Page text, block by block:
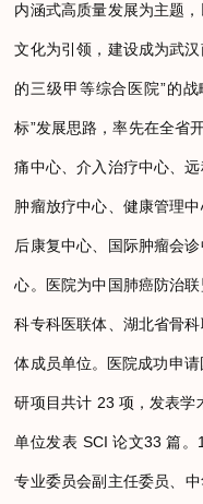
内涵式高质量发展为主题
文化为引领，建设成为武
的三级甲等综合医院”的
标”发展思路，率先在全省
痛中心、介入治疗中心、
肿瘤放疗中心、健康管理
后康复中心、国际肿瘤会
心。医院为中国肺癌防治
科专科医联体、湖北省骨
体成员单位。医院成功申
研项目共计 23 项，发表学
单位发表 SCI 论文33 篇
专业委员会副主任委员、